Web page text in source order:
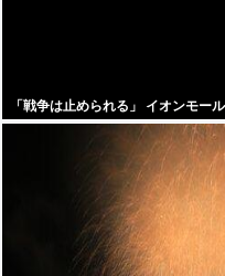
「戦争は止められる」 イオンモー